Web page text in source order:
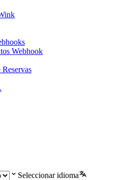
Webhook
Seleccionar idioma